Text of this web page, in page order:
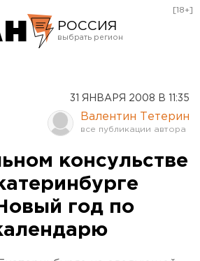
РОССИЯ
Курган
Оренбург
[18+]
31 ЯНВАРЯ 2008 В 11:35
Валентин Тетерин
консульстве
год по